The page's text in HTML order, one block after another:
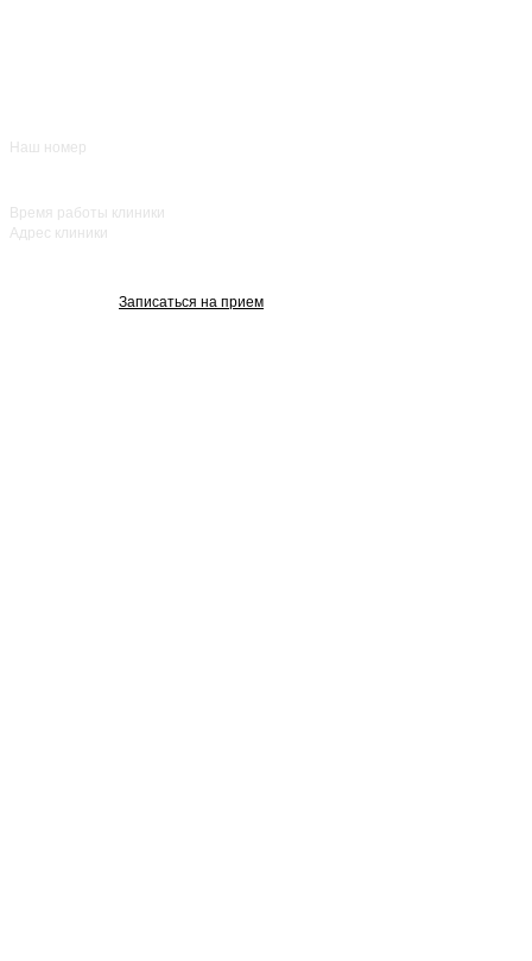
Наш номер
Время работы клиники
Адрес клиники
Записаться на прием